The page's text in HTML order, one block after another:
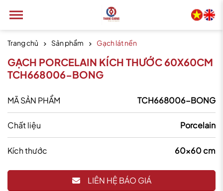
Trang chủ Sản phẩm Gạch lát nền
GẠCH PORCELAIN KÍCH THƯỚC 60X60CM
TCH668006-BONG
MÃ SẢN PHẨM TCH668006-BONG
Chất liệu Porcelain
Kích thước 60x60 cm
LIÊN HỆ BÁO GIÁ